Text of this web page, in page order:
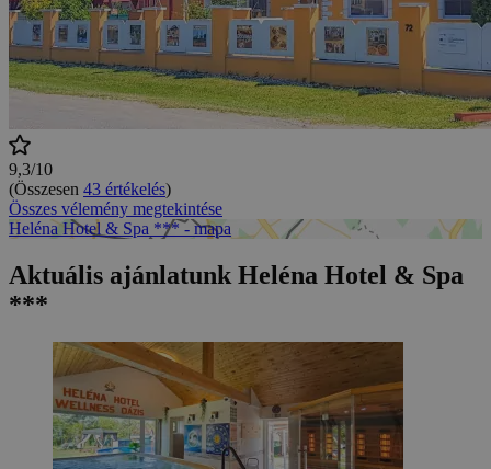
9,3/10
(Összesen 43 értékelés)
Összes vélemény megtekintése
Heléna Hotel & Spa *** - mapa
Aktuális ajánlatunk Heléna Hotel & Spa
***